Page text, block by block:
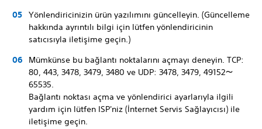
Yönlendiricinizin ürün yazılımını güncelleyin. (Güncelleme
hakkında ayrıntılı bilgi için lütfen yönlendiricinin
satıcısıyla iletişime geçin.)
Mümkünse bu bağlantı noktalarını açmayı deneyin. TCP:
80, 443, 3478, 3479, 3480 ve UDP: 3478, 3479, 49152～
65535.
Bağlantı noktası açma ve yönlendirici ayarlarıyla ilgili
yardım için lütfen ISP'niz (İnternet Servis Sağlayıcısı) ile
iletişime geçin.